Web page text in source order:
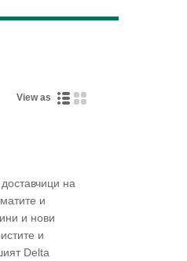
View as
на
и
и нови
и
Delta